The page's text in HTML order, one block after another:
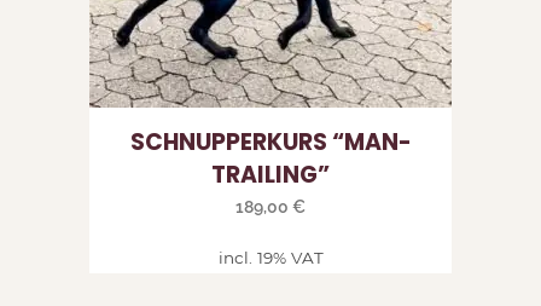
SCHNUP­PER­KURS “MAN­
TRAI­LING”
189,00 €
incl. 19% VAT